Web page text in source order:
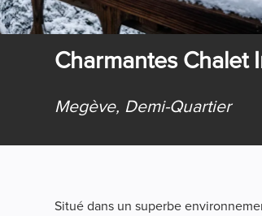
Charmantes Chalet
Megève, Demi-Quartier
Situé dans un superbe